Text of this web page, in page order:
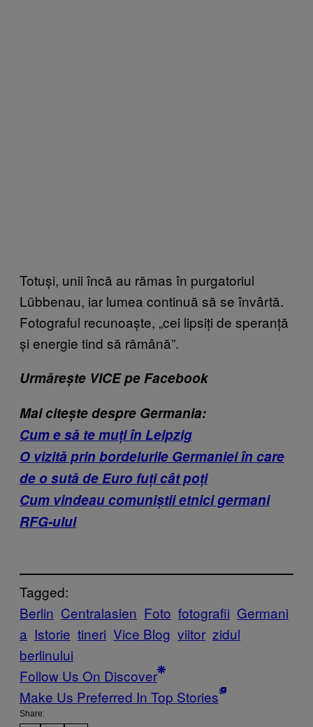
Totuși, unii încă au rămas în purgatoriul
Lübbenau, iar lumea continuă să se învârtă.
Fotograful recunoaște, „cei lipsiți de speranță
și energie tind să rămână”.
Urmărește VICE pe Facebook
Mai citește despre Germania:
Cum e să te muți în Leipzig
O vizită prin bordelurile Germaniei în care
de o sută de Euro fuți cât poți
Cum vindeau comuniștii etnici germani
RFG-ului
Tagged:
Berlin Centralasien Foto fotografii Germani
a Istorie tineri Vice Blog viitor zidul
berlinului
Follow Us On Discover
Make Us Preferred In Top Stories
Share: